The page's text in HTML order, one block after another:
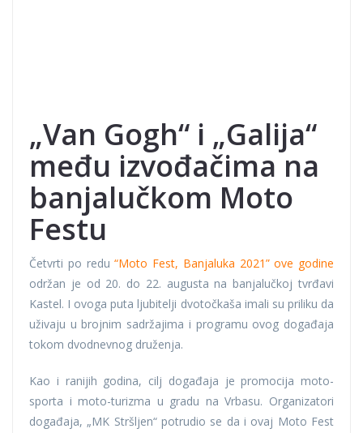
„Van Gogh“ i „Galija“
među izvođačima na
banjalučkom Moto
Festu
Četvrti po redu“Moto Fest, Banjaluka 2021” ove godine
održan je od 20. do 22. augusta na banjalučkoj tvrđavi
Kastel. I ovoga puta ljubitelji dvotočkaša imali su priliku da
uživaju u brojnim sadržajima i programu ovog događaja
tokom dvodnevnog druženja.
Kao i ranijih godina, cilj događaja je promocija moto-
sporta i moto-turizma u gradu na Vrbasu. Organizatori
događaja, „MK Stršljen“ potrudio se da i ovaj Moto Fest